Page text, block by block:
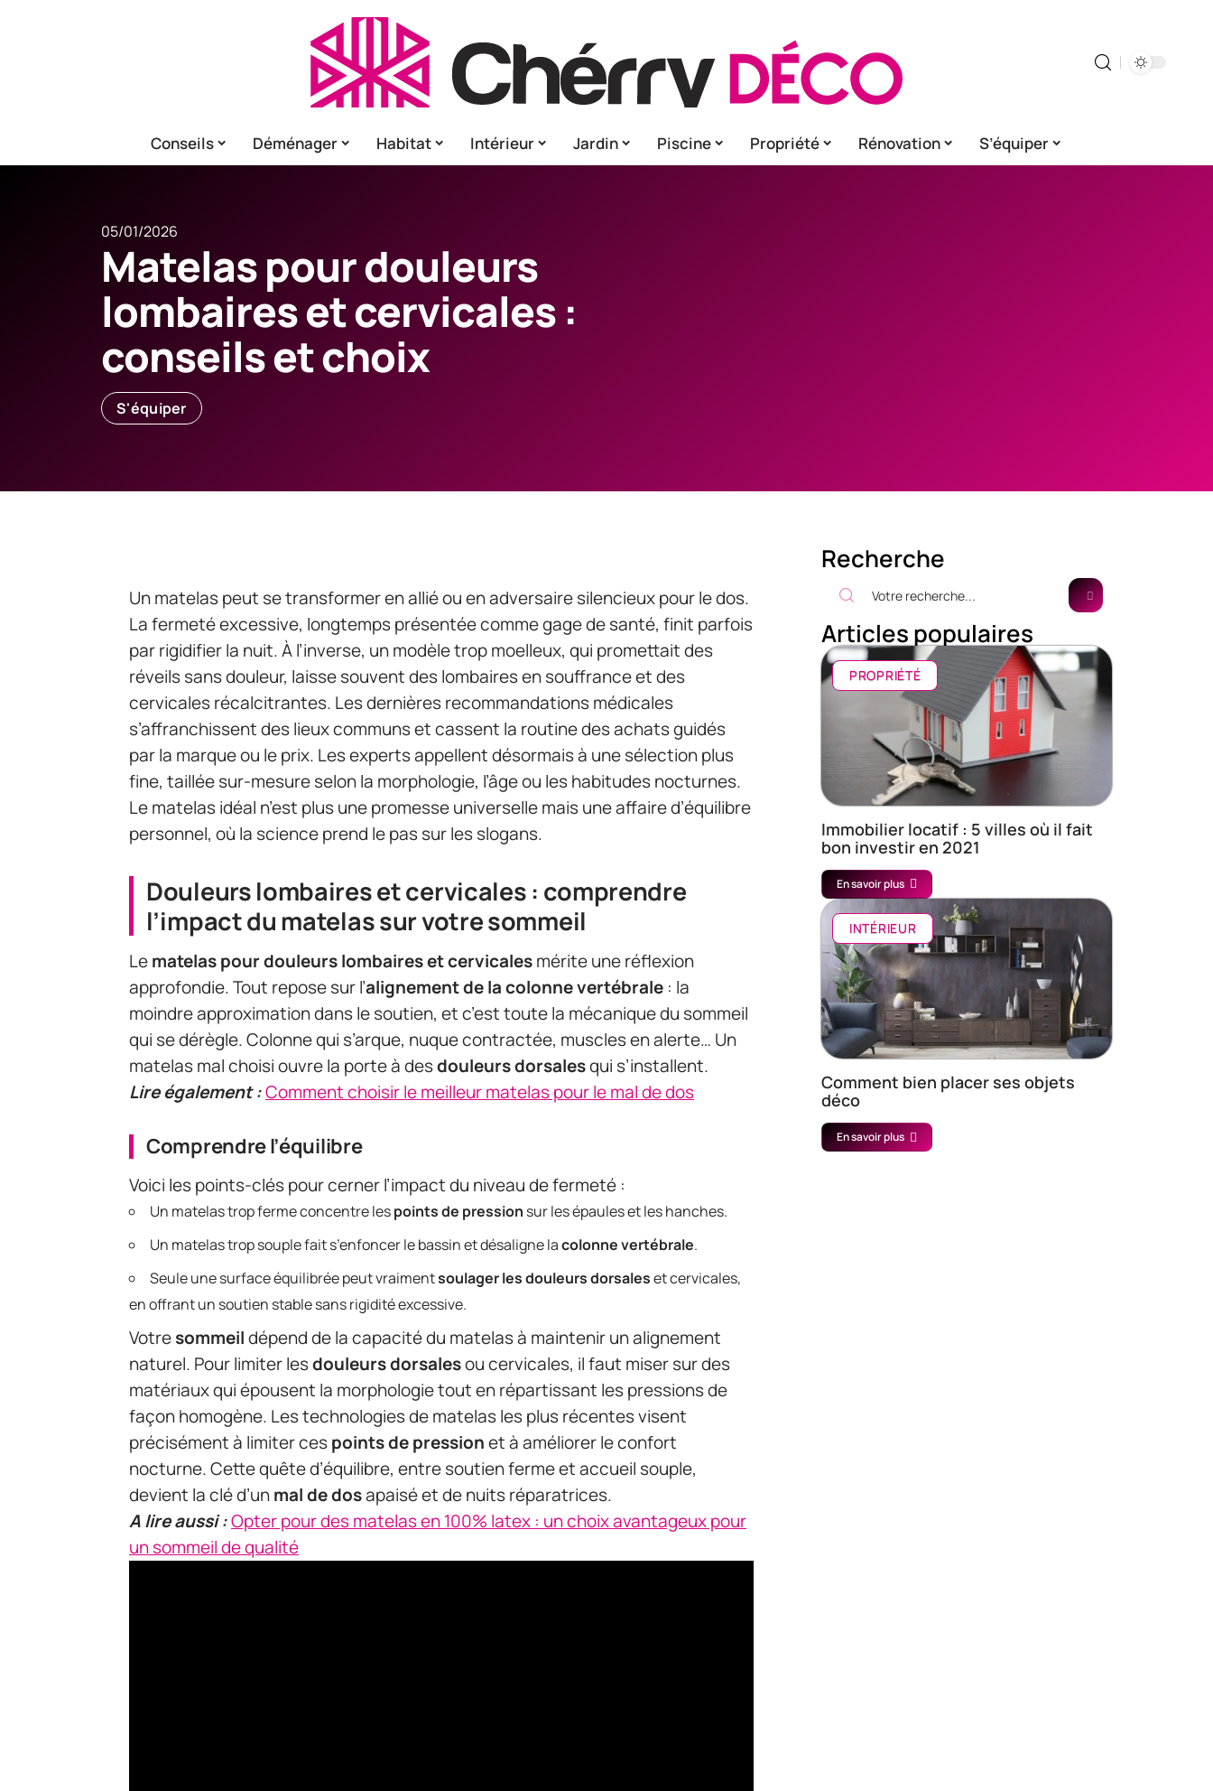
Conseils Déménager Habitat Intérieur Jardin Piscine Propriété Rénovation S’équiper
05/01/2026
Matelas pour douleurs
lombaires et cervicales :
conseils et choix
S'équiper
Un matelas peut se transformer en allié ou en adversaire silencieux pour le dos.
La fermeté excessive, longtemps présentée comme gage de santé, finit parfois
par rigidifier la nuit. À l’inverse, un modèle trop moelleux, qui promettait des
réveils sans douleur, laisse souvent des lombaires en souffrance et des
cervicales récalcitrantes. Les dernières recommandations médicales
s’affranchissent des lieux communs et cassent la routine des achats guidés
par la marque ou le prix. Les experts appellent désormais à une sélection plus
fine, taillée sur-mesure selon la morphologie, l’âge ou les habitudes nocturnes.
Le matelas idéal n’est plus une promesse universelle mais une affaire d’équilibre
personnel, où la science prend le pas sur les slogans.
Douleurs lombaires et cervicales : comprendre
l’impact du matelas sur votre sommeil
Lematelas pour douleurs lombaires et cervicalesmérite une réflexion
approfondie. Tout repose sur l’alignement de la colonne vertébrale : la
moindre approximation dans le soutien, et c’est toute la mécanique du sommeil
qui se dérègle. Colonne qui s’arque, nuque contractée, muscles en alerte… Un
matelas mal choisi ouvre la porte à desdouleurs dorsalesqui s’installent.
Lire également :Comment choisir le meilleur matelas pour le mal de dos
Comprendre l’équilibre
Voici les points-clés pour cerner l’impact du niveau de fermeté :
Un matelas trop ferme concentre lespoints de pression sur les épaules et les hanches.
Un matelas trop souple fait s’enfoncer le bassin et désaligne lacolonne vertébrale.
Seule une surface équilibrée peut vraimentsoulager les douleurs dorsaleset cervicales,
en offrant un soutien stable sans rigidité excessive.
Votresommeildépend de la capacité du matelas à maintenir un alignement
naturel. Pour limiter lesdouleurs dorsalesou cervicales, il faut miser sur des
matériaux qui épousent la morphologie tout en répartissant les pressions de
façon homogène. Les technologies de matelas les plus récentes visent
précisément à limiter cespoints de pressionet à améliorer le confort
nocturne. Cette quête d’équilibre, entre soutien ferme et accueil souple,
devient la clé d’unmal de dosapaisé et de nuits réparatrices.
A lire aussi :Opter pour des matelas en 100% latex : un choix avantageux pour
un sommeil de qualité
Recherche
Articles populaires
PROPRIÉTÉ
Immobilier locatif : 5 villes où il fait
bon investir en 2021
En savoir plus
INTÉRIEUR
Comment bien placer ses objets
déco
En savoir plus